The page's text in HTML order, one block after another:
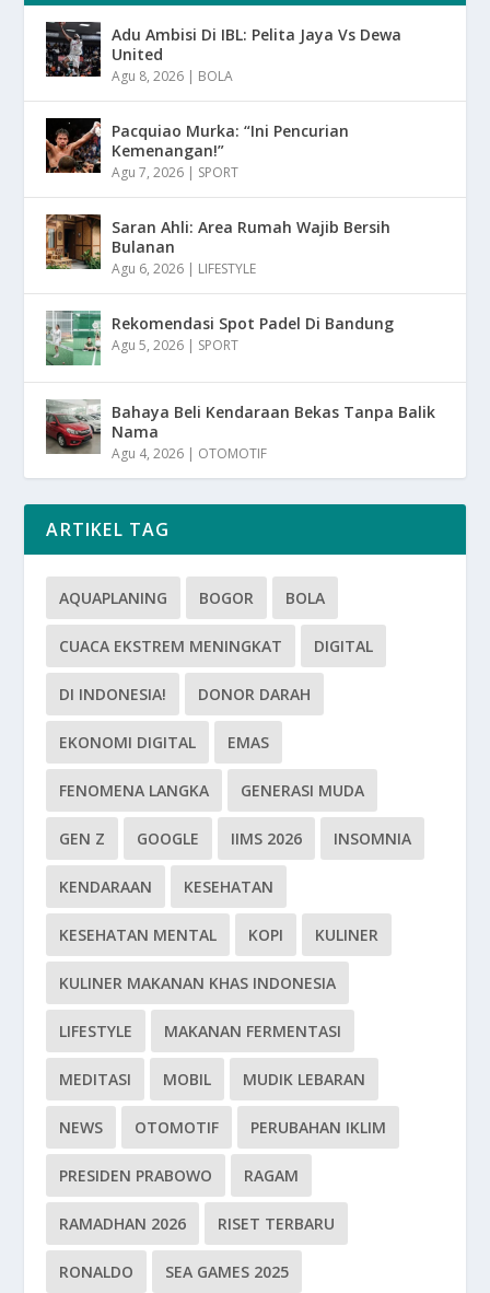
Adu Ambisi Di IBL: Pelita Jaya Vs Dewa
United
Agu 8, 2026 | BOLA
Pacquiao Murka: “Ini Pencurian
Kemenangan!”
Agu 7, 2026 | SPORT
Saran Ahli: Area Rumah Wajib Bersih
Bulanan
Agu 6, 2026 | LIFESTYLE
Rekomendasi Spot Padel Di Bandung
Agu 5, 2026 | SPORT
Bahaya Beli Kendaraan Bekas Tanpa Balik
Nama
Agu 4, 2026 | OTOMOTIF
ARTIKEL TAG
AQUAPLANING BOGOR BOLA
CUACA EKSTREM MENINGKAT DIGITAL
DI INDONESIA! DONOR DARAH
EKONOMI DIGITAL EMAS
FENOMENA LANGKA GENERASI MUDA
GEN Z GOOGLE IIMS 2026 INSOMNIA
KENDARAAN KESEHATAN
KESEHATAN MENTAL KOPI KULINER
KULINER MAKANAN KHAS INDONESIA
LIFESTYLE MAKANAN FERMENTASI
MEDITASI MOBIL MUDIK LEBARAN
NEWS OTOMOTIF PERUBAHAN IKLIM
PRESIDEN PRABOWO RAGAM
RAMADHAN 2026 RISET TERBARU
RONALDO SEA GAMES 2025